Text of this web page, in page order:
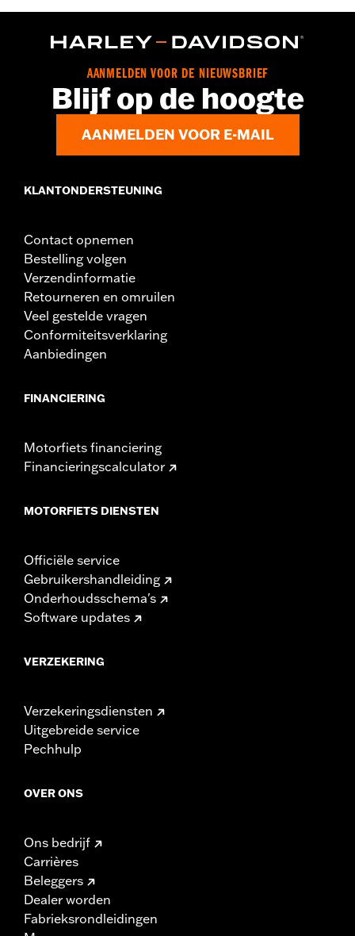
Functionele features:Waterdicht,Luchtdoorlatend,Getapete
op voorzijde,Ritszakken ,Binnenrits,Reflecterend, Met
Waterdicht:Ja
Shop To Be:
AANMELDEN VOOR DE NIEUWSBRIEF
Blijf op de hoogte
AANMELDEN VOOR E-MAIL
KLANTONDERSTEUNING
Contact opnemen
Bestelling volgen
Verzendinformatie
Retourneren en omruilen
Veel gestelde vragen
Conformiteitsverklaring
Aanbiedingen
FINANCIERING
Motorfiets financiering
Financieringscalculator
MOTORFIETS DIENSTEN
Officiële service
Gebruikershandleiding
Onderhoudsschema's
Software updates
VERZEKERING
Verzekeringsdiensten
Uitgebreide service
Pechhulp
OVER ONS
Ons bedrijf
Carrières
Beleggers
Dealer worden
Fabrieksrondleidingen